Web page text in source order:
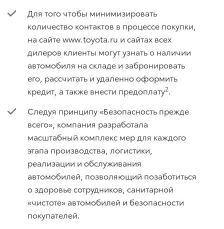
Для того чтобы минимизировать
количество контактов в процессе покупки,
на сайте www.toyota.ru и сайтах всех
дилеров клиенты могут узнать о наличии
автомобиля на складе и забронировать
его, рассчитать и удаленно оформить
кредит, а также внести предоплату2.
Следуя принципу «Безопасность прежде
всего», компания разработала
масштабный комплекс мер для каждого
этапа производства, логистики,
реализации и обслуживания
автомобилей, позволяющий позаботиться
о здоровье сотрудников, санитарной
«чистоте» автомобилей и безопасности
покупателей.